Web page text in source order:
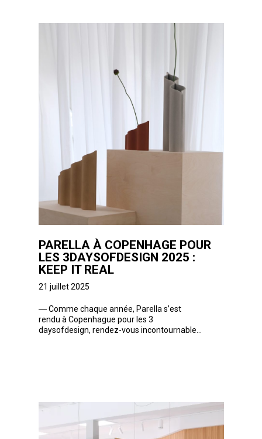
PARELLA À COPENHAGE POUR
LES 3DAYSOFDESIGN 2025 :
KEEP IT REAL
21 juillet 2025
―Comme chaque année, Parella s’est
rendu à Copenhague pour les 3
daysofdesign, rendez-vous incontournable...